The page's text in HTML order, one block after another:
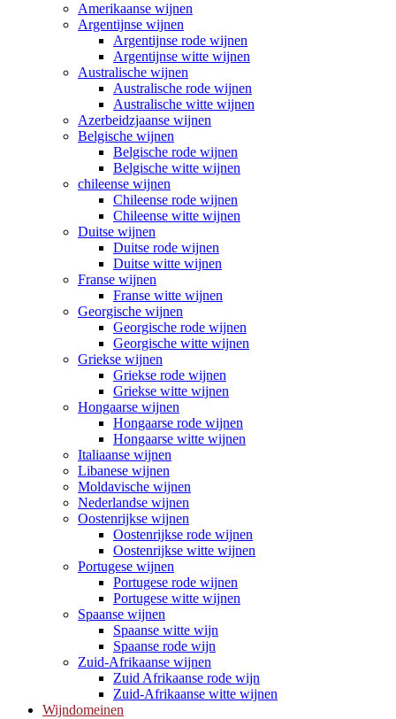
Amerikaanse wijnen
Argentijnse wijnen
Argentijnse rode wijnen
Argentijnse witte wijnen
Australische wijnen
Australische rode wijnen
Australische witte wijnen
Azerbeidzjaanse wijnen
Belgische wijnen
Belgische rode wijnen
Belgische witte wijnen
chileense wijnen
Chileense rode wijnen
Chileense witte wijnen
Duitse wijnen
Duitse rode wijnen
Duitse witte wijnen
Franse wijnen
Franse witte wijnen
Georgische wijnen
Georgische rode wijnen
Georgische witte wijnen
Griekse wijnen
Griekse rode wijnen
Griekse witte wijnen
Hongaarse wijnen
Hongaarse rode wijnen
Hongaarse witte wijnen
Italiaanse wijnen
Libanese wijnen
Moldavische wijnen
Nederlandse wijnen
Oostenrijkse wijnen
Oostenrijkse rode wijnen
Oostenrijkse witte wijnen
Portugese wijnen
Portugese rode wijnen
Portugese witte wijnen
Spaanse wijnen
Spaanse witte wijn
Spaanse rode wijn
Zuid-Afrikaanse wijnen
Zuid Afrikaanse rode wijn
Zuid-Afrikaanse witte wijnen
Wijndomeinen